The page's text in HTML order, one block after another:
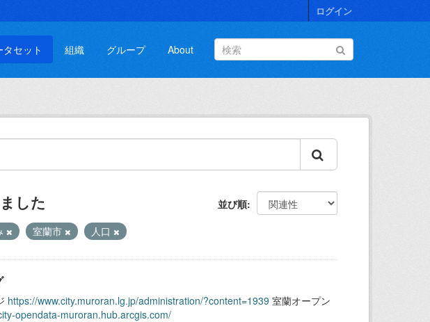
ログイン
タセット 組織 グループ About
並び順
した
室蘭市 人口
https://www.city.muroran.lg.jp/administration/?content=1939 室蘭オープン
opendata-muroran.hub.arcgis.com/